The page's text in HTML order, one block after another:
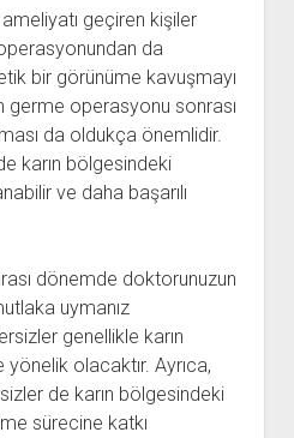
ameliyatı geçiren kişiler
da
bir görünüme kavuşmayı
germe operasyonu sonrası
da oldukça önemlidir.
karın bölgesindeki
ve daha başarılı
dönemde doktorunuzun
uymanız
genellikle karın
yönelik olacaktır. Ayrıca,
de karın bölgesindeki
sürecine katkı